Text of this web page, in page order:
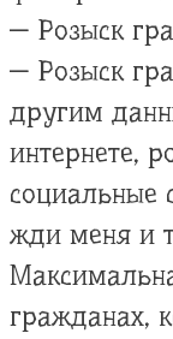
— Розыск
— Розыск
другим
интернете,
социальные
жди меня и
гражданах,